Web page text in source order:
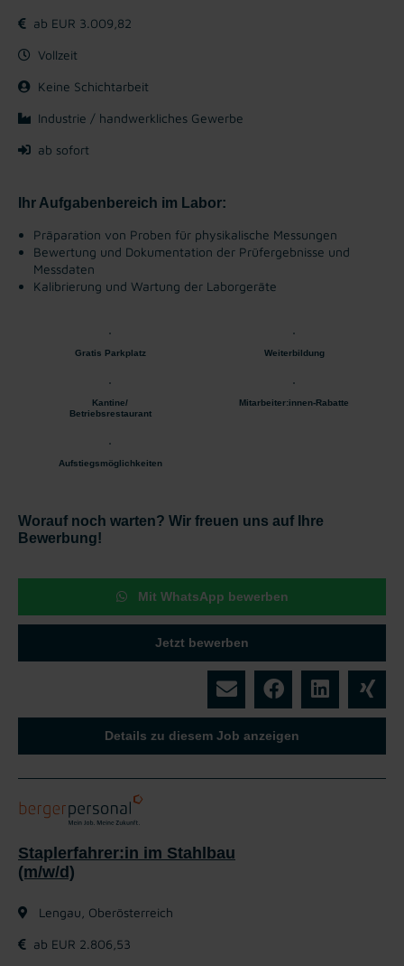
ab EUR 3.009,82
Vollzeit
Keine Schichtarbeit
Industrie / handwerkliches Gewerbe
ab sofort
Ihr Aufgabenbereich im Labor:
Präparation von Proben für physikalische Messungen
Bewertung und Dokumentation der Prüfergebnisse und
Messdaten
Kalibrierung und Wartung der Laborgeräte
Gratis Parkplatz Weiterbildung
Kantine/
Betriebsrestaurant
Mitarbeiter:innen-Rabatte
Aufstiegsmöglichkeiten
Worauf noch warten? Wir freuen uns auf Ihre
Bewerbung!
Mit WhatsApp bewerben
Jetzt bewerben
Details zu diesem Job anzeigen
Staplerfahrer:in im Stahlbau
(m/w/d)
Lengau, Oberösterreich
ab EUR 2.806,53